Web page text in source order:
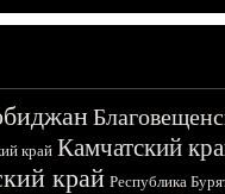
край Камчатский
край Республика